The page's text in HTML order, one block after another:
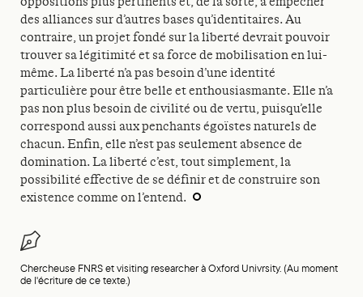
Chercheuse FNRS et visiting researcher à Oxford Univrsity. (Au moment
de l'écriture de ce texte.)
des alliances sur d’autres bases qu’identitaires. Au
contraire, un projet fondé sur la liberté devrait pouvoir
trouver sa légitimité et sa force de mobilisation en lui-
même. La liberté n’a pas besoin d’une identité
particulière pour être belle et enthousiasmante. Elle n’a
pas non plus besoin de civilité ou de vertu, puisqu’elle
correspond aussi aux penchants égoïstes naturels de
chacun. Enfin, elle n’est pas seulement absence de
domination. La liberté c’est, tout simplement, la
possibilité effective de se définir et de construire son
existence comme on l’entend.